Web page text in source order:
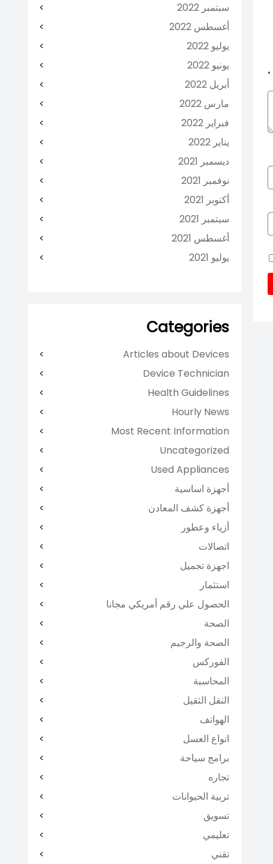
*
سبتمبر 2022
أغسطس 2022
يوليو 2022
يونيو 2022
أبريل 2022
مارس 2022
فبراير 2022
يناير 2022
ديسمبر 2021
نوفمبر 2021
أكتوبر 2021
سبتمبر 2021
أغسطس 2021
يوليو 2021
Categories
Articles about Devices
Device Technician
Health Guidelines
Hourly News
Most Recent Information
Uncategorized
Used Appliances
أجهزة اساسية
أجهزة كشف المعادن
أزياء وعطور
اتصالات
اجهزة تجميل
استثمار
الحصول علي رقم أمريكي مجانا
الصحة
الصحة والرجيم
الفوركس
المحاسبة
النقل الثقيل
الهواتف
انواع العسل
برامج سياحة
تجاره
تربية الحيوانات
تسويق
تعليمي
تقني